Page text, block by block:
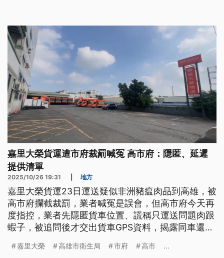
量運輸資料才延誤回覆，隔天就遭高市府駁斥。 高
嘉里大榮貨運遭市府裁罰喊冤 高市府：隱匿、延遲
提供清單
2025/10/26 19:31 地方
嘉里大榮貨運23日運送疑似非洲豬瘟肉品到高雄，被
高市府攔截裁罰，業者喊冤是誤會，但高市府今天再
度指控，業者先隱匿貨車位置、謊稱只運送問題肉跟
蝦子，被追問後才交出貨車GPS資料，揭露同車還有
並移送地檢署偵辦。
嘉里大榮 高雄市衛生局 市府 高市 ...